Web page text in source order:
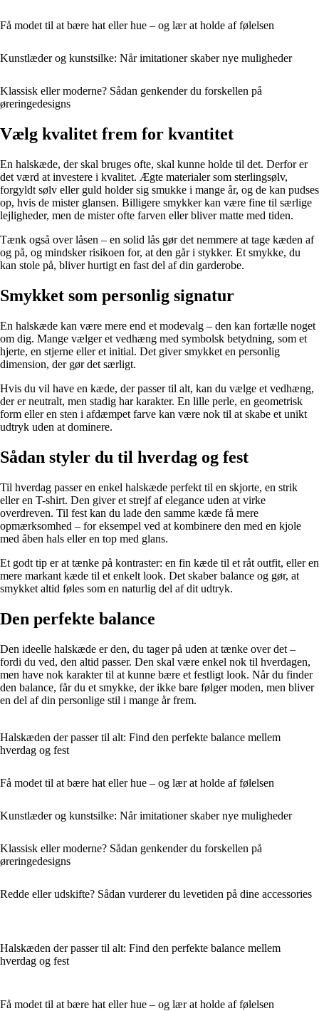
Få modet til at bære hat eller hue – og lær at holde af følelsen
Kunstlæder og kunstsilke: Når imitationer skaber nye muligheder
Klassisk eller moderne? Sådan genkender du forskellen på
øreringedesigns
Vælg kvalitet frem for kvantitet
En halskæde, der skal bruges ofte, skal kunne holde til det. Derfor er
det værd at investere i kvalitet. Ægte materialer som sterlingsølv,
forgyldt sølv eller guld holder sig smukke i mange år, og de kan pudses
op, hvis de mister glansen. Billigere smykker kan være fine til særlige
lejligheder, men de mister ofte farven eller bliver matte med tiden.
Tænk også over låsen – en solid lås gør det nemmere at tage kæden af
og på, og mindsker risikoen for, at den går i stykker. Et smykke, du
kan stole på, bliver hurtigt en fast del af din garderobe.
Smykket som personlig signatur
En halskæde kan være mere end et modevalg – den kan fortælle noget
om dig. Mange vælger et vedhæng med symbolsk betydning, som et
hjerte, en stjerne eller et initial. Det giver smykket en personlig
dimension, der gør det særligt.
Hvis du vil have en kæde, der passer til alt, kan du vælge et vedhæng,
der er neutralt, men stadig har karakter. En lille perle, en geometrisk
form eller en sten i afdæmpet farve kan være nok til at skabe et unikt
udtryk uden at dominere.
Sådan styler du til hverdag og fest
Til hverdag passer en enkel halskæde perfekt til en skjorte, en strik
eller en T-shirt. Den giver et strejf af elegance uden at virke
overdreven. Til fest kan du lade den samme kæde få mere
opmærksomhed – for eksempel ved at kombinere den med en kjole
med åben hals eller en top med glans.
Et godt tip er at tænke på kontraster: en fin kæde til et råt outfit, eller en
mere markant kæde til et enkelt look. Det skaber balance og gør, at
smykket altid føles som en naturlig del af dit udtryk.
Den perfekte balance
Den ideelle halskæde er den, du tager på uden at tænke over det –
fordi du ved, den altid passer. Den skal være enkel nok til hverdagen,
men have nok karakter til at kunne bære et festligt look. Når du finder
den balance, får du et smykke, der ikke bare følger moden, men bliver
en del af din personlige stil i mange år frem.
Halskæden der passer til alt: Find den perfekte balance mellem
hverdag og fest
Få modet til at bære hat eller hue – og lær at holde af følelsen
Kunstlæder og kunstsilke: Når imitationer skaber nye muligheder
Klassisk eller moderne? Sådan genkender du forskellen på
øreringedesigns
Redde eller udskifte? Sådan vurderer du levetiden på dine accessories
Halskæden der passer til alt: Find den perfekte balance mellem
hverdag og fest
Få modet til at bære hat eller hue – og lær at holde af følelsen